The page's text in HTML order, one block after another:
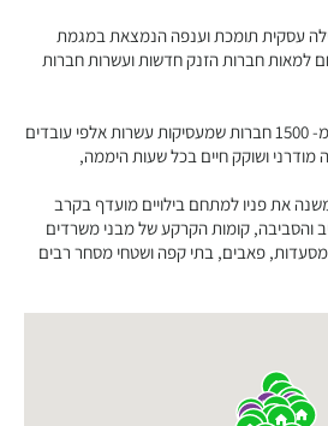
עסקית תומכת וענפה הנמצאת במגמת
למאות חברות הזנק חדשות ועשרות חברות
כיום במתחם פעילות למעלה מ- 1500 חברות שמעסיקות עשרות אלפי עובדים
מודרני ושוקק חיים בכל שעות היממה,
את פניו למתחם בילויים מועדף בקרב
והסביבה, קומות הקרקע של מבני משרדים
פאבים, בתי קפה ושטחי מסחר רבים